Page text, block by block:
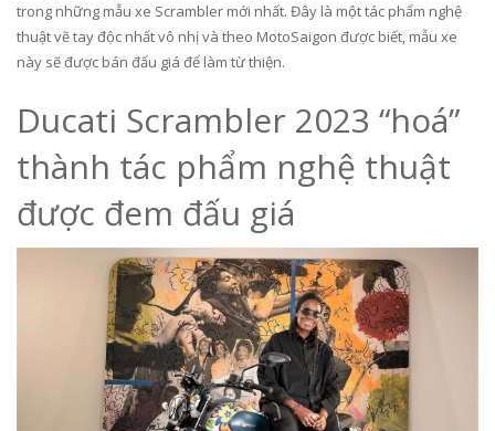
trong những mẫu xe Scrambler mới nhất. Đây là một tác phẩm nghệ
thuật vẽ tay độc nhất vô nhị và theo MotoSaigon được biết, mẫu xe
này sẽ được bán đấu giá để làm từ thiện.
Ducati Scrambler 2023 “hoá”
thành tác phẩm nghệ thuật
được đem đấu giá